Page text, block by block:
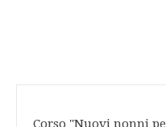
Corso "Nuovi nonni